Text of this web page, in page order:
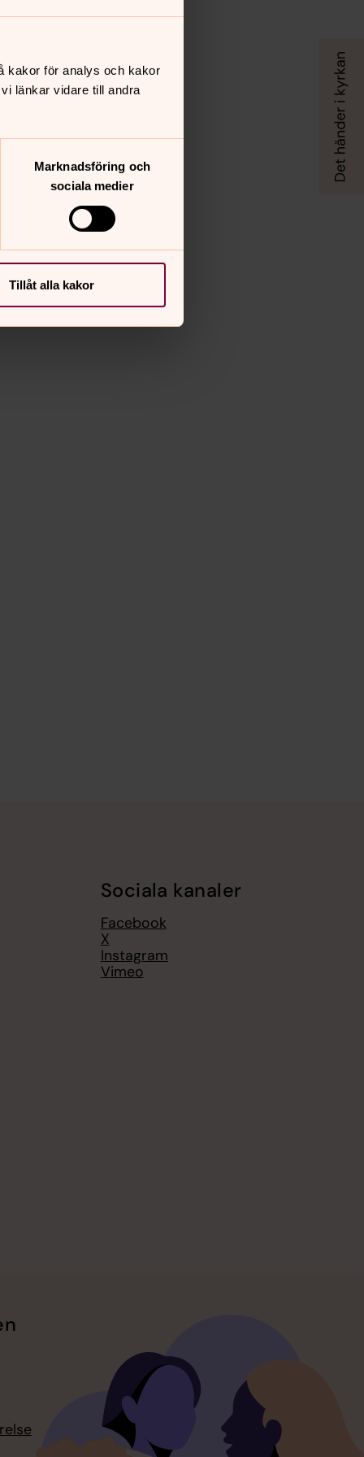
kakor för analys och kakor
länkar vidare till andra
Marknadsföring och
sociala medier
Tillåt alla kakor
Sociala kanaler
Facebook
X
Instagram
Vimeo